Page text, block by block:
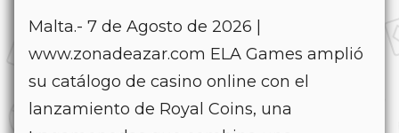
Malta.- 7 de Agosto de 2026 |
www.zonadeazar.com ELA Games amplió
su catálogo de casino online con el
lanzamiento de Royal Coins, una